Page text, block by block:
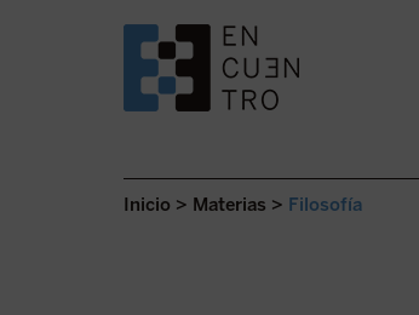
SALTAR AL CONTENIDO.
Inicio > Materias > Filosofía